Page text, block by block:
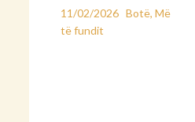
11/02/2026 Botë, Më
të fundit